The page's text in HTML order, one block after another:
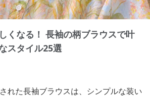
くなる！ 長袖の柄ブラウスで叶
スタイル25選
れた長袖ブラウスは、シンプルな装い